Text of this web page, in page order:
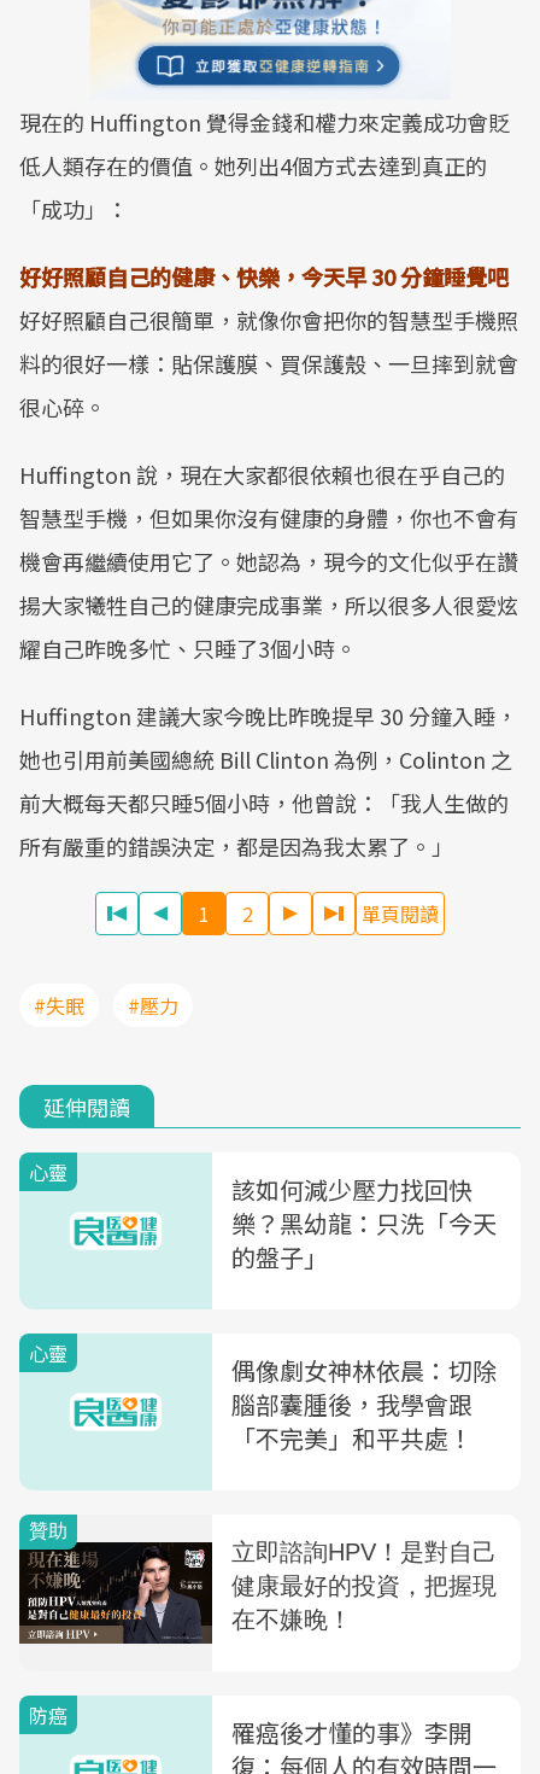
現在的 Huffington 覺得金錢和權力來定義成功會貶
低人類存在的價值。她列出4個方式去達到真正的
「成功」：
好好照顧自己的健康、快樂，今天早 30 分鐘睡覺吧
好好照顧自己很簡單，就像你會把你的智慧型手機照
料的很好一樣：貼保護膜、買保護殼、一旦摔到就會
很心碎。
Huffington 說，現在大家都很依賴也很在乎自己的
智慧型手機，但如果你沒有健康的身體，你也不會有
機會再繼續使用它了。她認為，現今的文化似乎在讚
揚大家犧牲自己的健康完成事業，所以很多人很愛炫
耀自己昨晚多忙、只睡了3個小時。
Huffington 建議大家今晚比昨晚提早 30 分鐘入睡，
她也引用前美國總統 Bill Clinton 為例，Colinton 之
前大概每天都只睡5個小時，他曾說：「我人生做的
所有嚴重的錯誤決定，都是因為我太累了。」
1 2 單頁閱讀
#失眠 #壓力
延伸閱讀
心靈
該如何減少壓力找回快
樂？黑幼龍：只洗「今天
的盤子」
心靈
偶像劇女神林依晨：切除
腦部囊腫後，我學會跟
「不完美」和平共處！
防癌
罹癌後才懂的事》李開
復：每個人的有效時間一